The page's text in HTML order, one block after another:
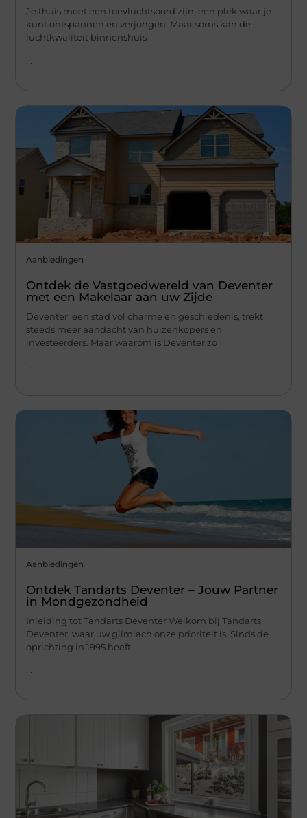
Je thuis moet een toevluchtsoord zijn, een plek waar je
kunt ontspannen en verjongen. Maar soms kan de
luchtkwaliteit binnenshuis
Aanbiedingen
Ontdek de Vastgoedwereld van Deventer
met een Makelaar aan uw Zijde
Deventer, een stad vol charme en geschiedenis, trekt
steeds meer aandacht van huizenkopers en
investeerders. Maar waarom is Deventer zo
Aanbiedingen
Ontdek Tandarts Deventer – Jouw Partner
in Mondgezondheid
Inleiding tot Tandarts Deventer Welkom bij Tandarts
Deventer, waar uw glimlach onze prioriteit is. Sinds de
oprichting in 1995 heeft
...